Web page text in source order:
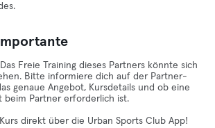
Freie Training dieses Partners könnte sich
Bitte informiere dich auf der Partner-
genaue Angebot, Kursdetails und ob eine
beim Partner erforderlich ist.
direkt über die Urban Sports Club App!